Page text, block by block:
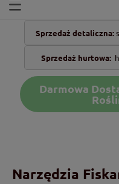
Sprzedaż detaliczna:
Sprzedaż hurtowa:
Darmowa
Narzędzia